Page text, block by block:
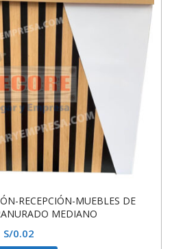
RECEPCIÓN-MUEBLES DE
MEDIANO
S/0.02